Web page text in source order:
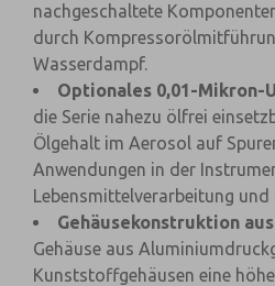
nachgeschaltete
durch
Wasserdampf.
Optionales 0,01-
die Serie nahezu ölfrei
Ölgehalt im Aerosol auf
Anwendungen in der
Lebensmittelverarbeitung
Gehäusekonstruktion
Gehäuse aus
Kunststoffgehäusen eine